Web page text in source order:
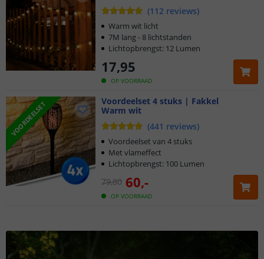
(112 reviews)
OP VOORRAAD
17,95
Warm wit licht
7M lang - 8 lichtstanden
Lichtopbrengst: 12 Lumen
VOORDEELSET
Voordeelset 4 stuks | Fakkel
Warm wit
(441 reviews)
OP VOORRAAD
79,80 60,-
Voordeelset van 4 stuks
Met vlameffect
Lichtopbrengst: 100 Lumen